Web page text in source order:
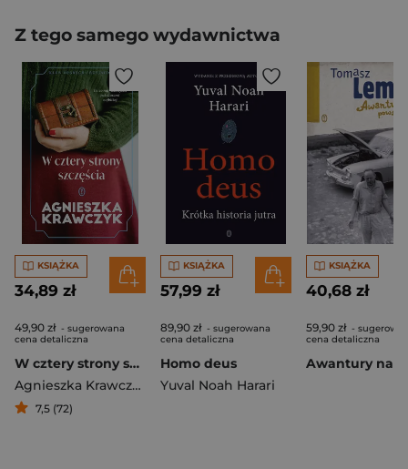
Z tego samego wydawnictwa
KSIĄŻKA
34,89 zł
49,90 zł - sugerowana
cena detaliczna
W cztery strony szczęścia
Agnieszka Krawczyk
7,5 (72)
KSIĄŻKA
57,99 zł
89,90 zł - sugerowana
cena detaliczna
Homo deus
Yuval Noah Harari
KSIĄŻKA
40,68 zł
59,90 zł -
cena detaliczna